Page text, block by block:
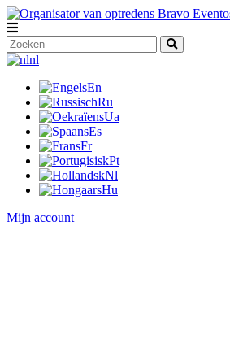
nl
En
Ru
Ua
Es
Fr
Pt
Nl
Hu
Mijn account